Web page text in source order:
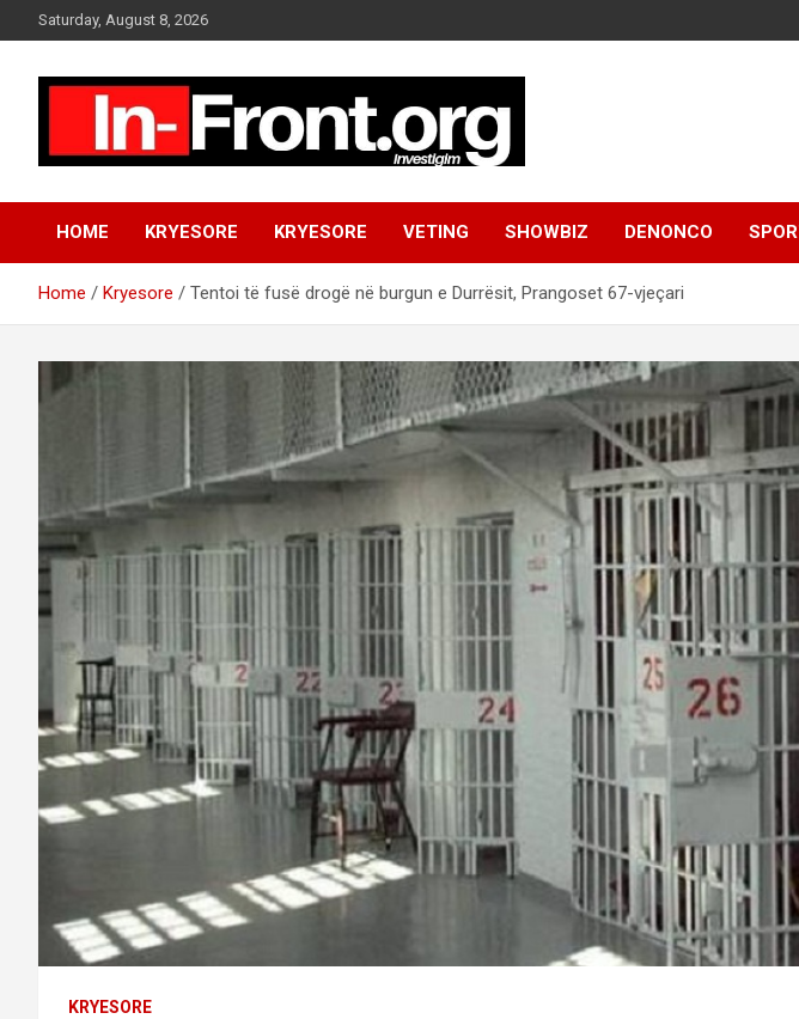
k
e
Saturday, August 8, 2026
HOME KRYESORE KRYESORE VETING SHOWBIZ DENONCO
Home Kryesore Tentoi të fusë drogë në burgun e Durrësit, Prangoset 67-vjeçari
KRYESORE